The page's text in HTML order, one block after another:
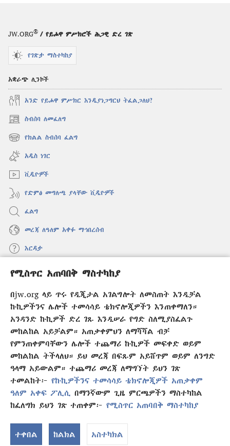
የሚስጥር አጠባበቅ ማስተካከያ
በjw.org ላይ ጥሩ የዲጂታል አገልግሎት ለመስጠት እንዲቻል
ኩኪዎችንና ሌሎች ተመሳሳይ ቴክኖሎጂዎችን እንጠቀማለን።
አንዳንድ ኩኪዎች ድረ ገጹ እንዲሠራ የግድ ስለሚያስፈልጉ
መከልከል አይቻልም። አጠቃቀምህን ለማሻሻል ብቻ
የምንጠቀምባቸውን ሌሎች ተጨማሪ ኩኪዎች መፍቀድ ወይም
መከልከል ትችላለህ። ይህ መረጃ በፍጹም አይሸጥም ወይም ለንግድ
ዓላማ አይውልም። ተጨማሪ መረጃ ለማግኘት ይህን ገጽ
ተመልከት፦ የኩኪዎችንና ተመሳሳይ ቴክኖሎጂዎች አጠቃቀም
ዓለም አቀፍ ፖሊሲ
በማንኛውም ጊዜ ምርጫዎችን ማስተካከል
ከፈለግክ ይህን ገጽ ተጠቀም፦ የሚስጥር አጠባበቅ ማስተካከያ
ተቀበል ከልክል አስተካክል
JW.ORG® / የይሖዋ ምሥክሮች ሕጋዊ ድረ ገጽ
የገጽታ ማስተካከያ
አቋራጭ ሊንኮች
አንድ የይሖዋ ምሥክር እንዲያነጋግርህ ትፈልጋለህ?
ስብሰባ ለመፈለግ
(አዲስ
ዊንዶው
ክፈት)
የክልል ስብሰባ ፈልግ
(አዲስ
ዊንዶው
ክፈት)
አዲስ ነገር
ቪዲዮዎች
የድምፅ መግለጫ ያላቸው ቪዲዮዎች
ፈልግ
መረጃ ለዓለም አቀፉ ማኅበረሰብ
እርዳታ
መዋጮዎች
(አዲስ
ክፈት)
የመጠበቂያ ግንብ የኢንተርኔት ቤተ መጻሕፍት
(አዲስ
ዊንዶው
®
(አዲስ
ዊንዶው
®
Copyright © 2026 Watch Tower Bible and Tract Society of Pennsylvania.